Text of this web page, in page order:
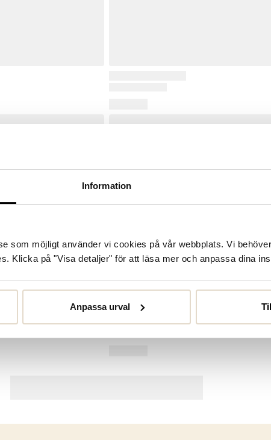
Information
som möjligt använder vi cookies på vår webbplats. Vi
Klicka på "Visa detaljer" för att läsa mer och anpassa dina
Anpassa urval